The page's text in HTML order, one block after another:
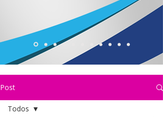
Post
Todos